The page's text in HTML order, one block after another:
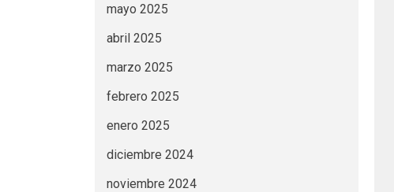
mayo 2025
abril 2025
marzo 2025
febrero 2025
enero 2025
diciembre 2024
noviembre 2024